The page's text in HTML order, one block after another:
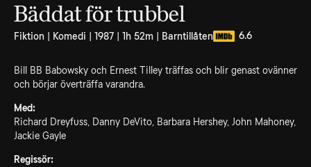
Bäddat för trubbel
Fiktion | Komedi | 1987 | 1h 52m | Barntillåten 6.6
Bill BB Babowsky och Ernest Tilley träffas och blir genast ovänner
och börjar överträffa varandra.
Med:
Richard Dreyfuss, Danny DeVito, Barbara Hershey, John Mahoney,
Jackie Gayle
Regissör: